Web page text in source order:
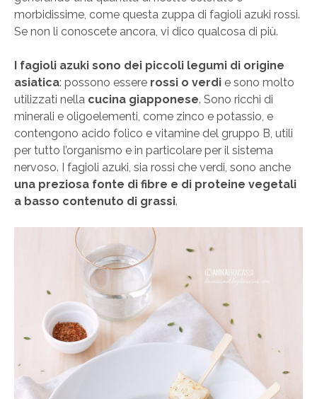
morbidissime, come questa zuppa di fagioli azuki rossi.
Se non li conoscete ancora, vi dico qualcosa di più.
I fagioli azuki sono dei piccoli legumi di origine
asiatica: possono essere rossi o verdi e sono molto
utilizzati nella cucina giapponese. Sono ricchi di
minerali e oligoelementi, come zinco e potassio, e
contengono acido folico e vitamine del gruppo B, utili
per tutto l’organismo e in particolare per il sistema
nervoso. I fagioli azuki, sia rossi che verdi, sono anche
una preziosa fonte di fibre e di proteine vegetali
a basso contenuto di grassi.